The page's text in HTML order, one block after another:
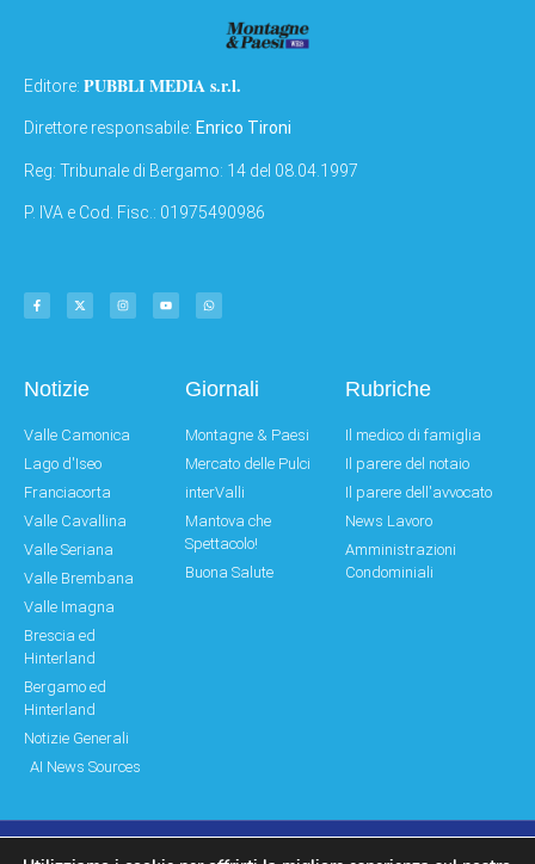
Editore: PUBBLI MEDIA s.r.l.
Direttore responsabile: Enrico Tironi
Reg: Tribunale di Bergamo: 14 del 08.04.1997
P. IVA e Cod. Fisc.: 01975490986
Notizie
Valle Camonica
Lago d'Iseo
Franciacorta
Valle Cavallina
Valle Seriana
Valle Brembana
Valle Imagna
Brescia ed
Hinterland
Bergamo ed
Hinterland
Notizie Generali
AI News Sources
Giornali
Montagne & Paesi
Mercato delle Pulci
interValli
Mantova che
Spettacolo!
Buona Salute
Rubriche
Il medico di famiglia
Il parere del notaio
Il parere dell'avvocato
News Lavoro
Amministrazioni
Condominiali